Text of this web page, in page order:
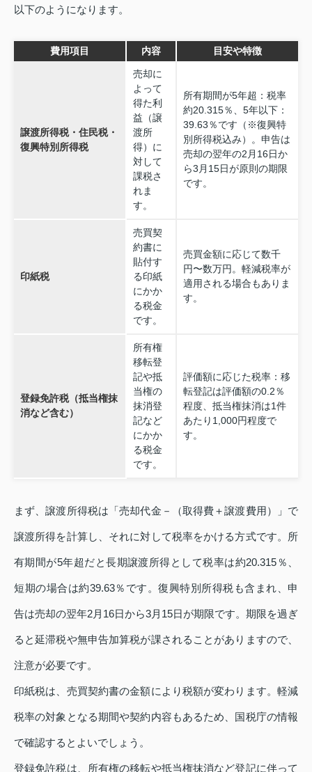
以下のようになります。
費用項目 内容 目安や特徴
譲渡所得税・住民税・
復興特別所得税
売却に
よって
得た利
益（譲
渡所
得）に
対して
課税さ
れま
す。
所有期間が5年超：税率
約20.315％、5年以下：
39.63％です（※復興特
別所得税込み）。申告は
売却の翌年の2月16日か
ら3月15日が原則の期限
です。
印紙税
売買契
約書に
貼付す
る印紙
にかか
る税金
です。
売買金額に応じて数千
円〜数万円。軽減税率が
適用される場合もありま
す。
登録免許税（抵当権抹
消など含む）
所有権
移転登
記や抵
当権の
抹消登
記など
にかか
る税金
です。
評価額に応じた税率：移
転登記は評価額の0.2％
程度、抵当権抹消は1件
あたり1,000円程度で
す。
まず、譲渡所得税は「売却代金－（取得費＋譲渡費用）」で
譲渡所得を計算し、それに対して税率をかける方式です。所
有期間が5年超だと長期譲渡所得として税率は約20.315％、
短期の場合は約39.63％です。復興特別所得税も含まれ、申
告は売却の翌年2月16日から3月15日が期限です。期限を過ぎ
ると延滞税や無申告加算税が課されることがありますので、
注意が必要です。
印紙税は、売買契約書の金額により税額が変わります。軽減
税率の対象となる期間や契約内容もあるため、国税庁の情報
で確認するとよいでしょう。
登録免許税は、所有権の移転や抵当権抹消など登記に伴って